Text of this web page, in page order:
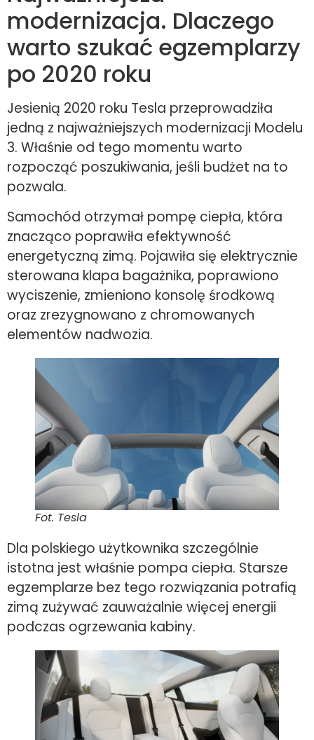
modernizacja. Dlaczego
warto szukać egzemplarzy
po 2020 roku
Jesienią 2020 roku Tesla przeprowadziła
jedną z najważniejszych modernizacji Modelu
3. Właśnie od tego momentu warto
rozpocząć poszukiwania, jeśli budżet na to
pozwala.
Samochód otrzymał pompę ciepła, która
znacząco poprawiła efektywność
energetyczną zimą. Pojawiła się elektrycznie
sterowana klapa bagażnika, poprawiono
wyciszenie, zmieniono konsolę środkową
oraz zrezygnowano z chromowanych
elementów nadwozia.
Fot. Tesla
Dla polskiego użytkownika szczególnie
istotna jest właśnie pompa ciepła. Starsze
egzemplarze bez tego rozwiązania potrafią
zimą zużywać zauważalnie więcej energii
podczas ogrzewania kabiny.